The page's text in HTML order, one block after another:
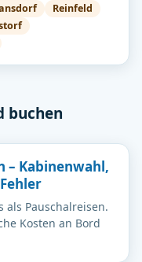
Reinfeld
buchen
– Kabinenwahl,
Pauschalreisen.
Kosten an Bord